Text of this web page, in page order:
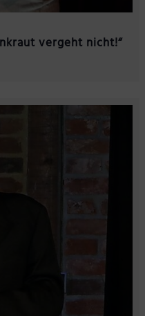
vergeht nicht!“